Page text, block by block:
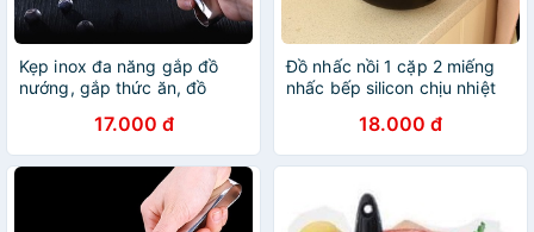
Kẹp inox đa năng gắp đồ
nướng, gắp thức ăn, đồ
dụng, dụng cụ nhà bếp
thông minh
17.000 đ
Đồ nhấc nồi 1 cặp 2 miếng
nhấc bếp silicon chịu nhiệt
nhà bếp thông minh B29
18.000 đ